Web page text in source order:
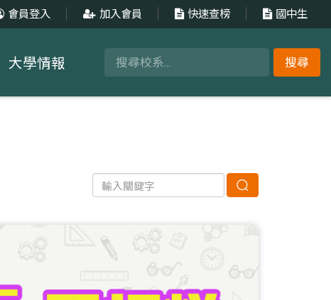
會員登入 加入會員 快速查榜 國中生
搜尋
大學情報